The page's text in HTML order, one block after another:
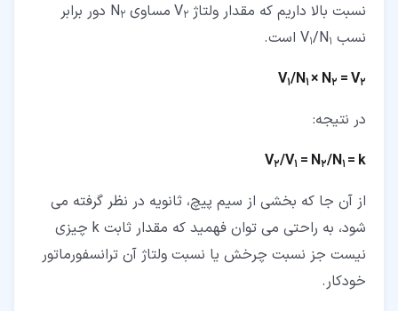
نسبت بالا داریم که مقدار ولتاژ V 2 مساوی N 2
دور برابر
نسب V
1/N1
است.
V1/N1× N2 = V2
در نتیجه:
V2/V1 = N2/N1 = k
از آن جا که بخشی از سیم پیچ، ثانویه در نظر گرفته می
شود، به راحتی می توان فهمید که مقدار ثابت k چیزی
نیست جز نسبت چرخش یا نسبت ولتاژ آن ترانسفورماتور
خودکار.